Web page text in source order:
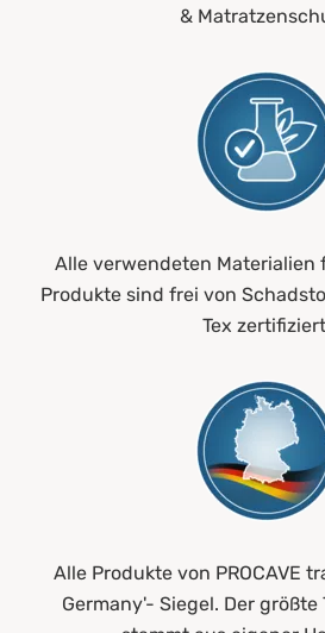
&
Alle verwendeten Materialien
Produkte sind frei von
Tex
Alle Produkte von PROCAVE
Germany'- Siegel. Der größte